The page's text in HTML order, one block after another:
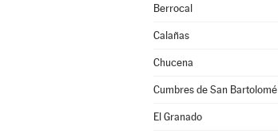
Berrocal
Calañas
Chucena
Cumbres de San Bartolomé
El Granado